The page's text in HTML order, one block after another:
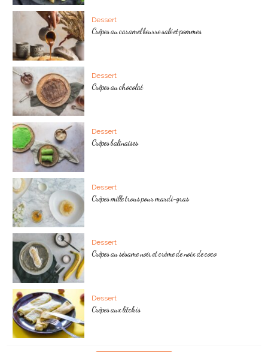
Dessert
Crêpes au caramel beurre salé et pommes
Dessert
Crêpes au chocolat
Dessert
Crêpes balinaises
Dessert
Crêpes mille trous pour mardi-gras
Dessert
Crêpes au sésame noir et crème de noix de coco
Dessert
Crêpes aux litchis